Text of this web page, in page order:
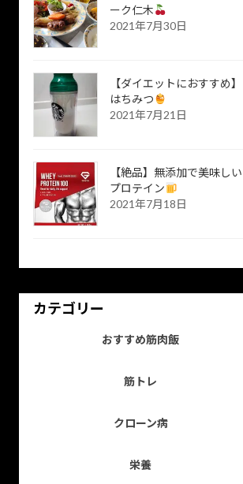
ーク仁木
2021年7月30日
【ダイエットにおすすめ】
はちみつ
2021年7月21日
【絶品】無添加で美味しい
プロテイン
2021年7月18日
カテゴリー
おすすめ筋肉飯
筋トレ
クローン病
栄養